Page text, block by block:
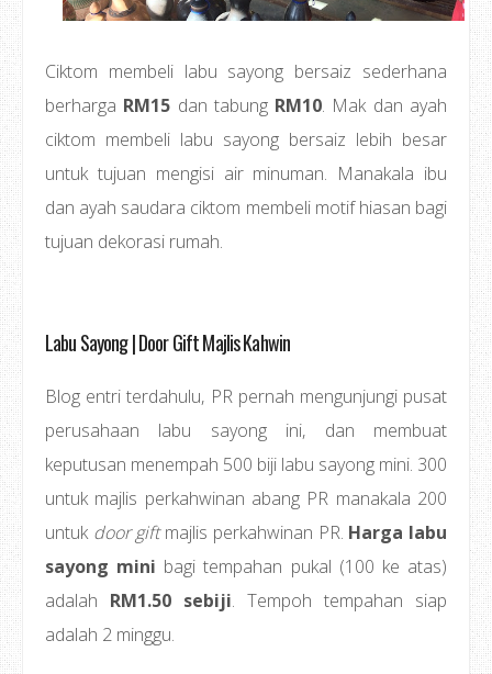
Ciktom membeli labu sayong bersaiz sederhana
berharga RM15 dan tabung RM10. Mak dan ayah
ciktom membeli labu sayong bersaiz lebih besar
untuk tujuan mengisi air minuman. Manakala ibu
dan ayah saudara ciktom membeli motif hiasan bagi
tujuan dekorasi rumah.
Labu Sayong | Door Gift Majlis Kahwin
Blog entri terdahulu, PR pernah mengunjungi pusat
perusahaan labu sayong ini, dan membuat
keputusan menempah 500 biji labu sayong mini. 300
untuk majlis perkahwinan abang PR manakala 200
untuk door giftmajlis perkahwinan PR. Harga labu
sayong mini bagi tempahan pukal (100 ke atas)
adalah RM1.50 sebiji. Tempoh tempahan siap
adalah 2 minggu.